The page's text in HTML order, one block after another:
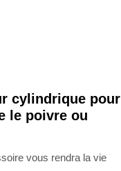
cylindrique pour
le poivre ou
vous rendra la vie